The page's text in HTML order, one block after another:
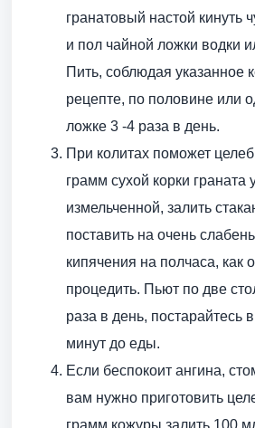
гранатовый настой кинуть
и пол чайной ложки водки
Пить, соблюдая указанное
рецепте, по половине или
ложке 3 -4 раза в день.
При колитах поможет
грамм сухой корки граната
измельченной, залить
поставить на очень
кипячения на полчаса, как
процедить. Пьют по две
раза в день, постарайтесь
минут до еды.
Если беспокоит ангина,
вам нужно приготовить
грамм кожуры залить 100